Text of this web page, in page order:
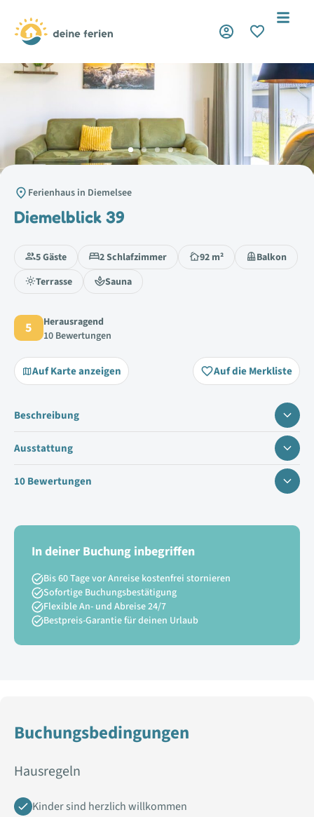
Ferienhaus in Diemelsee
Diemelblick 39
5 Gäste 2 Schlafzimmer 92 m²
Balkon
Terrasse
Sauna
5
Herausragend
10 Bewertungen
Auf Karte anzeigen Auf die Merkliste
Beschreibung
Ausstattung
10 Bewertungen
In deiner Buchung inbegriffen
Bis 60 Tage vor Anreise kostenfrei stornieren
Sofortige Buchungsbestätigung
Flexible An- und Abreise 24/7
Bestpreis-Garantie für deinen Urlaub
Buchungsbedingungen
Hausregeln
Kinder sind herzlich willkommen